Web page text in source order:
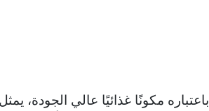
باعتباره مكونًا غذائيًا عالي الجودة،